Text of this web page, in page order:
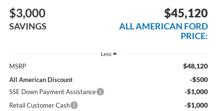
$3,000
SAVINGS
$45,120
ALL AMERICAN FORD
PRICE:
Less
MSRP $48,120
All American Discount -$500
SSE Down Payment Assistance -$1,000
Retail Customer Cash -$1,000